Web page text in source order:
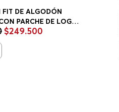
FIT DE ALGODÓN
PARCHE DE LOGO
HOMBRE
$249.500